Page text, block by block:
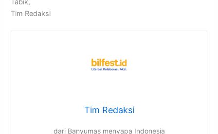
Tabik,
Tim Redaksi
Tim Redaksi
dari Banyumas menyapa Indonesia